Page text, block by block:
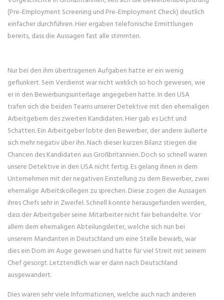
(Pre-Employment Screening und Pre-Employment Check) deutlich
einfacher durchführen. Hier ergaben telefonische Ermittlungen
bereits, dass die Aussagen fast alle stimmten.
Nur bei den ihm übertragenen Aufgaben hatte er ein wenig
geflunkert. Sein Verdienst war nicht wirklich so hoch gewesen, wie
er in den Bewerbungsunterlage angegeben hatte. In den USA
trafen sich die beiden Teams unserer Detektive mit den ehemaligen
Arbeitgebern des zweiten Kandidaten. Hier gab es Licht und
Schatten. Ein Arbeitgeber lobte den Bewerber, der andere äußerte
sich mehr negativ über ihn. Nach dieser kurzen Bilanz stiegen die
Chancen des Kandidaten aus Großbritannien. Doch so schnell waren
unsere Detektive in den USA nicht fertig. Es gelang ihnen in dem
Unternehmen mit der negativen Einstellung zu dem Bewerber, zwei
ehemalige Arbeitskollegen zu sprechen. Diese zogen die Aussagen
ihres Chefs sehr in Zweifel. Schnell konnte herausgefunden werden,
dass der Arbeitgeber seine Mitarbeiter nicht fair behandelte. Vor
allem dem ehemaligen Abteilungsleiter, welche sich nun bei
unserem Mandanten in Deutschland um eine Stelle bewarb, war
dies ein Dorn im Auge gewesen und hatte für viel Streit mit seinem
Chef gesorgt. Letztendlich war er dann nach Deutschland
ausgewandert.
Dies waren sehr viele Informationen, welche auch nach anderen